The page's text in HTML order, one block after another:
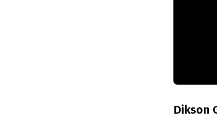
Dikson